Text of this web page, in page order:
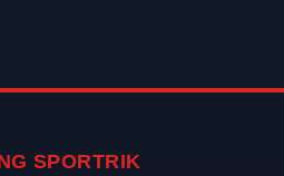
SPORTRIK